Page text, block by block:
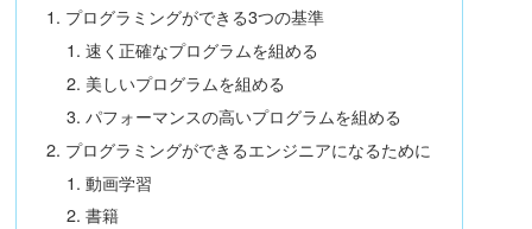
プログラミングができる3つの基準
速く正確なプログラムを組める
美しいプログラムを組める
パフォーマンスの高いプログラムを組める
プログラミングができるエンジニアになるために
動画学習
書籍